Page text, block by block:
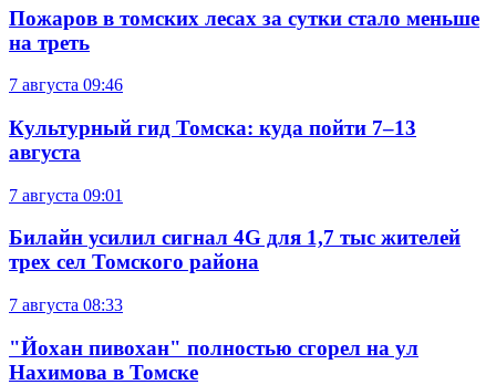
Пожаров в томских лесах за сутки стало меньше
на треть
7 августа 09:46
Культурный гид Томска: куда пойти 7–13
августа
7 августа 09:01
Билайн усилил сигнал 4G для 1,7 тыс жителей
трех сел Томского района
7 августа 08:33
"Йохан пивохан" полностью сгорел на ул
Нахимова в Томске